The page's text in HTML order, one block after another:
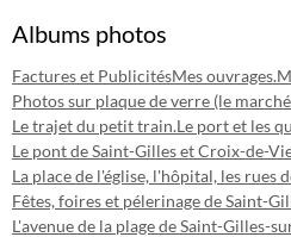
Albums photos
Factures et PublicitésMes ouvrages.
Photos sur plaque de verre (le
Le trajet du petit train.Le port et les
Le pont de Saint-Gilles et Croix-de-
La place de l'église, l'hôpital, les rues
Fêtes, foires et pélerinage de Saint-
L'avenue de la plage de Saint-Gilles-